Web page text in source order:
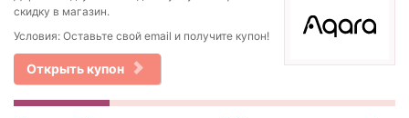
скидку в магазин.
Условия: Оставьте свой email и получите купон!
Открыть купон